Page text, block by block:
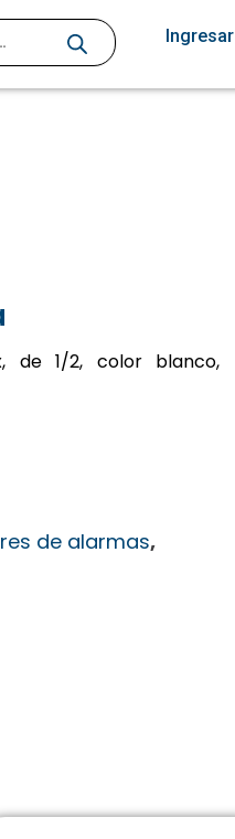
Ingresar
de 1/2, color blanco,
de alarmas,